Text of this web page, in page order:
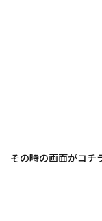
その時の画面がコ